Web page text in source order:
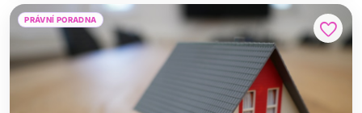
PRÁVNÍ PORADNA favorite